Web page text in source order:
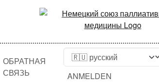
ОБРАТНАЯ
СВЯЗЬ
ANMELDEN